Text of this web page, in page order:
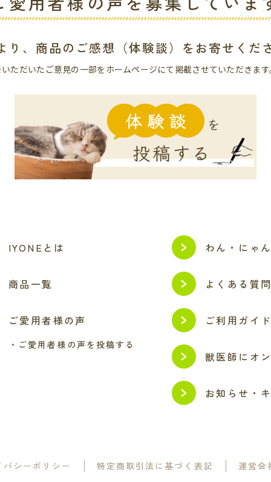
り、商品のご感想（体験談）を お寄せくだ
ただいたご意見の一部をホームページにて掲載させていただきます
IYONEとは
商品一覧
ご愛用者様の声
・ご愛用者様の声を投稿する
わん・にゃ
よくある質問
ご利用ガイド
獣医師にオ
お知らせ・
バシーポリシー 特定商取引法に基づく表記 運営会